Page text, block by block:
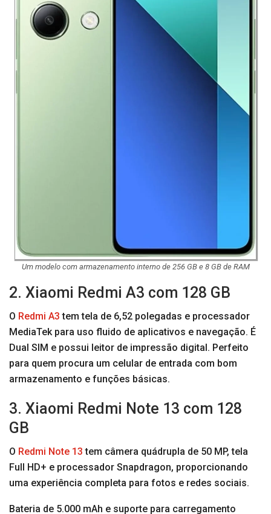
Um modelo com armazenamento interno de 256 GB e 8 GB de RAM
2. Xiaomi Redmi A3 com 128 GB
O Redmi A3 tem tela de 6,52 polegadas e processador
MediaTek para uso fluido de aplicativos e navegação. É
Dual SIM e possui leitor de impressão digital. Perfeito
para quem procura um celular de entrada com bom
armazenamento e funções básicas.
3. Xiaomi Redmi Note 13 com 128
GB
O Redmi Note 13 tem câmera quádrupla de 50 MP, tela
Full HD+ e processador Snapdragon, proporcionando
uma experiência completa para fotos e redes sociais.
Bateria de 5.000 mAh e suporte para carregamento